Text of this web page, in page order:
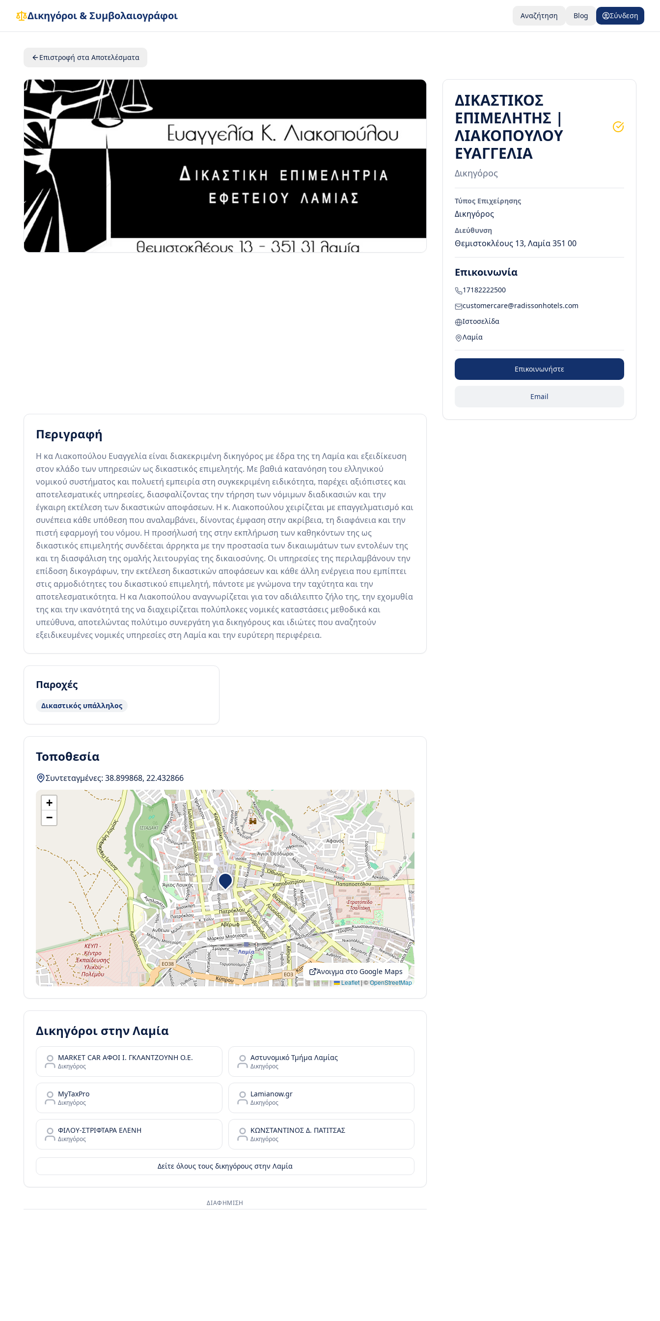
Δικηγόροι & Συμβολαιογράφοι Αναζήτηση Blog Σύνδεση
Επιστροφή στα Αποτελέσματα
Περιγραφή
Η κα Λιακοπούλου Ευαγγελία είναι διακεκριμένη δικηγόρος με έδρα της τη Λαμία και εξειδίκευση
στον κλάδο των υπηρεσιών ως δικαστικός επιμελητής. Με βαθιά κατανόηση του ελληνικού
νομικού συστήματος και πολυετή εμπειρία στη συγκεκριμένη ειδικότητα, παρέχει αξιόπιστες και
αποτελεσματικές υπηρεσίες, διασφαλίζοντας την τήρηση των νόμιμων διαδικασιών και την
έγκαιρη εκτέλεση των δικαστικών αποφάσεων. Η κ. Λιακοπούλου χειρίζεται με επαγγελματισμό και
συνέπεια κάθε υπόθεση που αναλαμβάνει, δίνοντας έμφαση στην ακρίβεια, τη διαφάνεια και την
πιστή εφαρμογή του νόμου. Η προσήλωσή της στην εκπλήρωση των καθηκόντων της ως
δικαστικός επιμελητής συνδέεται άρρηκτα με την προστασία των δικαιωμάτων των εντολέων της
και τη διασφάλιση της ομαλής λειτουργίας της δικαιοσύνης. Οι υπηρεσίες της περιλαμβάνουν την
επίδοση δικογράφων, την εκτέλεση δικαστικών αποφάσεων και κάθε άλλη ενέργεια που εμπίπτει
στις αρμοδιότητες του δικαστικού επιμελητή, πάντοτε με γνώμονα την ταχύτητα και την
αποτελεσματικότητα. Η κα Λιακοπούλου αναγνωρίζεται για τον αδιάλειπτο ζήλο της, την εχομυθία
της και την ικανότητά της να διαχειρίζεται πολύπλοκες νομικές καταστάσεις μεθοδικά και
υπεύθυνα, αποτελώντας πολύτιμο συνεργάτη για δικηγόρους και ιδιώτες που αναζητούν
εξειδικευμένες νομικές υπηρεσίες στη Λαμία και την ευρύτερη περιφέρεια.
Παροχές
Δικαστικός υπάλληλος
Τοποθεσία
Συντεταγμένες: 38.899868, 22.432866
+
−
Leaflet|©OpenStreetMap
Άνοιγμα στο Google Maps
Δικηγόροι στηνΛαμία
MARKET CAR ΑΦΟΙ Ι. ΓΚΛΑΝΤΖΟΥΝΗ Ο.Ε.
Δικηγόρος
Αστυνομικό Τμήμα Λαμίας
Δικηγόρος
MyTaxPro
Δικηγόρος
Lamianow.gr
Δικηγόρος
ΦΙΛΟΥ-ΣΤΡΙΦΤΑΡΑ ΕΛΕΝΗ
Δικηγόρος
ΚΩΝΣΤΑΝΤΙΝΟΣ Δ. ΠΑΤΙΤΣΑΣ
Δικηγόρος
Δείτε όλους τους δικηγόρους στηνΛαμία
ΔΙΑΦΉΜΙΣΗ
ΔΙΚΑΣΤΙΚΟΣ
ΕΠΙΜΕΛΗΤΗΣ |
ΛΙΑΚΟΠΟΥΛΟΥ
ΕΥΑΓΓΕΛΙΑ
Δικηγόρος
Τύπος Επιχείρησης
Δικηγόρος
Διεύθυνση
Θεμιστοκλέους 13, Λαμία 351 00
Επικοινωνία
17182222500
customercare@radissonhotels.com
Ιστοσελίδα
Λαμία
Επικοινωνήστε
Email